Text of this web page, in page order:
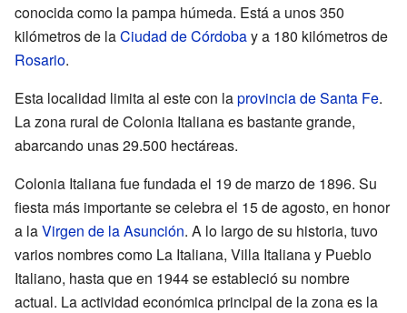
conocida como la pampa húmeda. Está a unos 350
kilómetros de laCiudad de Córdobay a 180 kilómetros de
Rosario.
Esta localidad limita al este con laprovincia de Santa Fe.
La zona rural de Colonia Italiana es bastante grande,
abarcando unas 29.500 hectáreas.
Colonia Italiana fue fundada el 19 de marzo de 1896. Su
fiesta más importante se celebra el 15 de agosto, en honor
a laVirgen de la Asunción. A lo largo de su historia, tuvo
varios nombres como La Italiana, Villa Italiana y Pueblo
Italiano, hasta que en 1944 se estableció su nombre
actual. La actividad económica principal de la zona es la